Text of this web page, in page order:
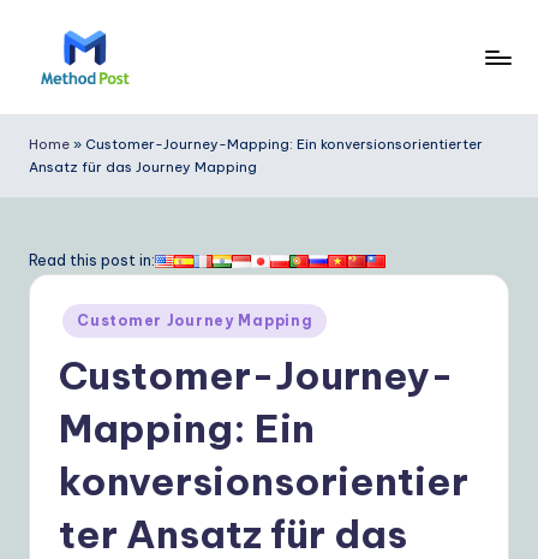
e
t
o
G
Home » Customer-Journey-Mapping: Ein konversionsorientierter
Ansatz für das Journey Mapping
Read this post in:
Posted
in
Customer Journey Mapping
Customer-Journey-
Mapping: Ein
konversionsorientier
ter Ansatz für das